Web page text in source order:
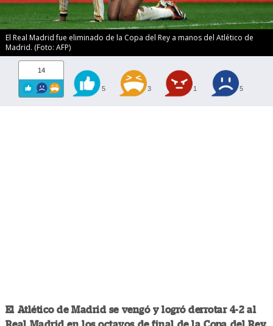
El Real Madrid fue eliminado de la Copa del Rey a manos del Atlético de
Madrid. (Foto: AFP)
14
5 3 1 5
El Atlético de Madrid se vengó y logró derrotar 4-2 al